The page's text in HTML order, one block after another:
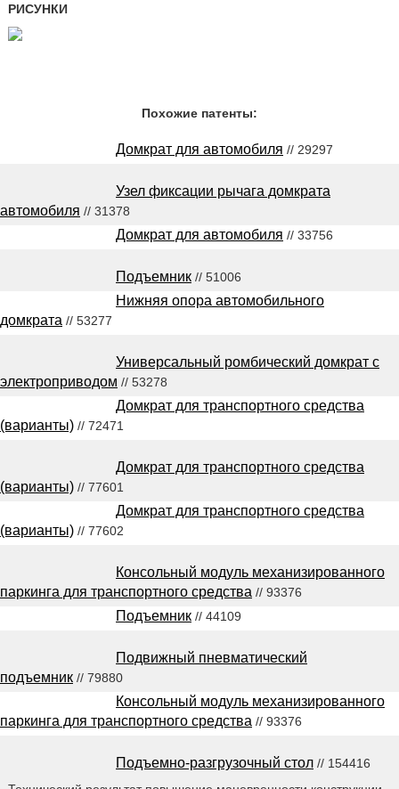
РИСУНКИ
Похожие патенты:
Домкрат для автомобиля // 29297
Узел фиксации рычага домкрата
автомобиля // 31378
Домкрат для автомобиля // 33756
Подъемник // 51006
Нижняя опора автомобильного
домкрата // 53277
Универсальный ромбический домкрат с
электроприводом // 53278
Домкрат для транспортного средства
(варианты) // 72471
Домкрат для транспортного средства
(варианты) // 77601
Домкрат для транспортного средства
(варианты) // 77602
Консольный модуль механизированного
паркинга для транспортного средства // 93376
Подъемник // 44109
Подвижный пневматический
подъемник // 79880
Консольный модуль механизированного
паркинга для транспортного средства // 93376
Подъемно-разгрузочный стол // 154416